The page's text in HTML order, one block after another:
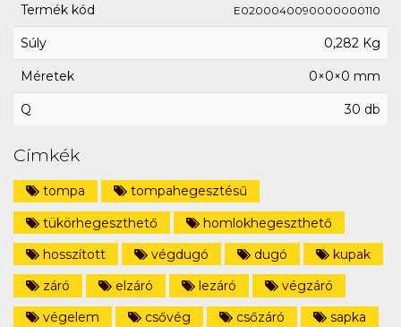
Termék kód E0200040090000000110
Súly 0,282 Kg
Méretek 0×0×0 mm
Q 30 db
Címkék
tompa
tompahegesztésű
tükörhegeszthető
homlokhegeszthető
hosszított
végdugó dugó
kupak
záró
elzáró lezáró
végzáró
végelem
csővég csőzáró
sapka